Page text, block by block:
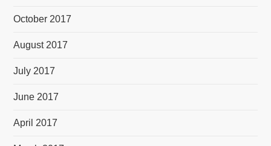
October 2017
August 2017
July 2017
June 2017
April 2017